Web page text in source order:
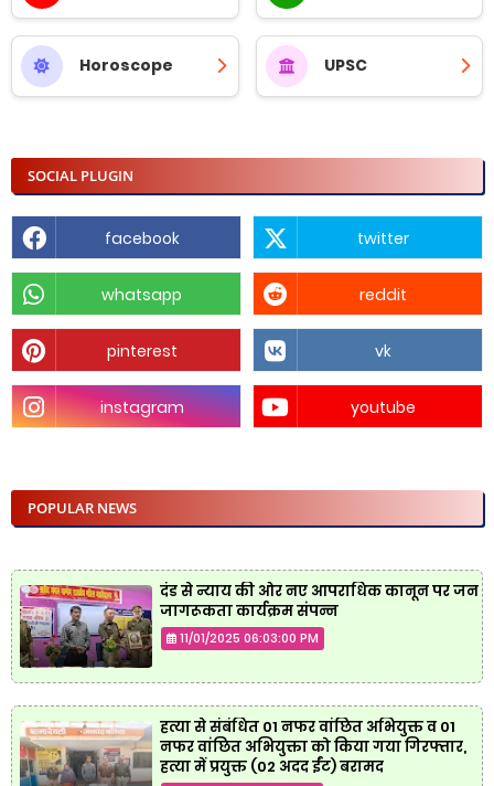
Horoscope UPSC
SOCIAL PLUGIN
facebook twitter
whatsapp reddit
pinterest vk
instagram youtube
POPULAR NEWS
दंड से न्याय की ओर नए आपराधिक कानून पर जन
जागरूकता कार्यक्रम संपन्न
11/01/2025 06:03:00 PM
हत्या से संबंधित 01 नफर वांछित अभियुक्त व 01
नफर वांछित अभियुक्ता को किया गया गिरफ्तार,
हत्या में प्रयुक्त (02 अदद ईंट) बरामद